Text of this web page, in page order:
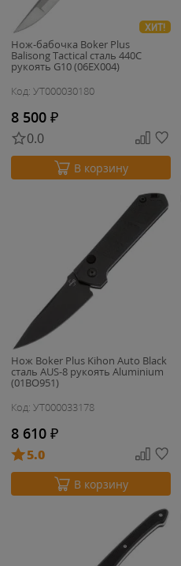
ХИТ!
Нож-бабочка Boker Plus
Balisong Tactical сталь 440C
рукоять G10 (06EX004)
Код: УТ000030180
8 500 ₽
0.0
В корзину
Нож Boker Plus Kihon Auto Black
сталь AUS-8 рукоять Aluminium
(01BO951)
Код: УТ000033178
8 610 ₽
5.0
В корзину